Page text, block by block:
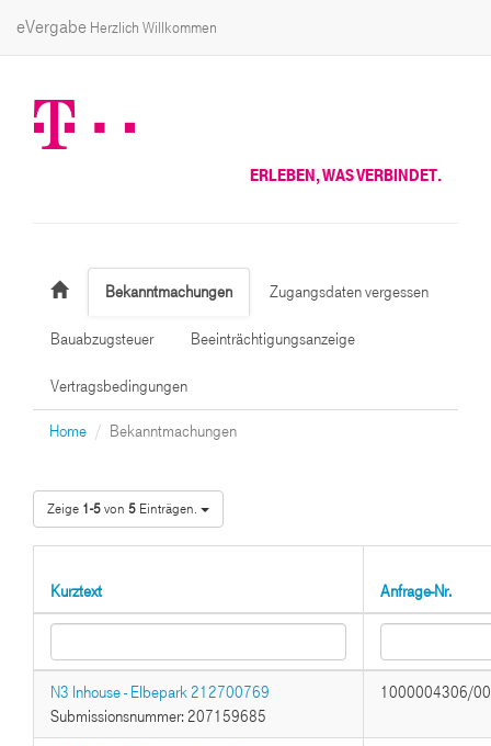
eVergabe Herzlich Willkommen
ERLEBEN, WAS VERBINDET.
Bekanntmachungen Zugangsdaten vergessen
Bauabzugsteuer Beeinträchtigungsanzeige
Vertragsbedingungen
Home Bekanntmachungen
Zeige 1-5von 5 Einträgen.
Kurztext Anfrage-Nr.
N3 Inhouse - Elbepark 212700769
Submissionsnummer: 207159685
1000004306/